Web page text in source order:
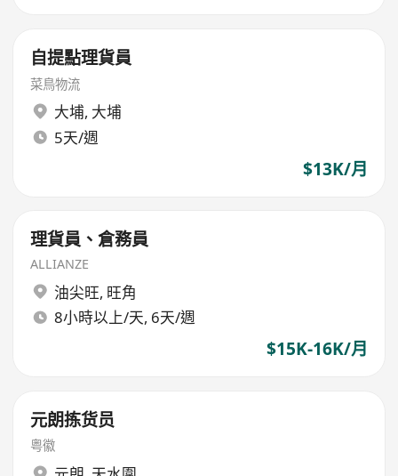
自提點理貨員
菜鳥物流
大埔, 大埔
5天/週
$13K/月
理貨員、倉務員
ALLIANZE
油尖旺, 旺角
8小時以上/天, 6天/週
$15K-16K/月
元朗拣货员
粤徽